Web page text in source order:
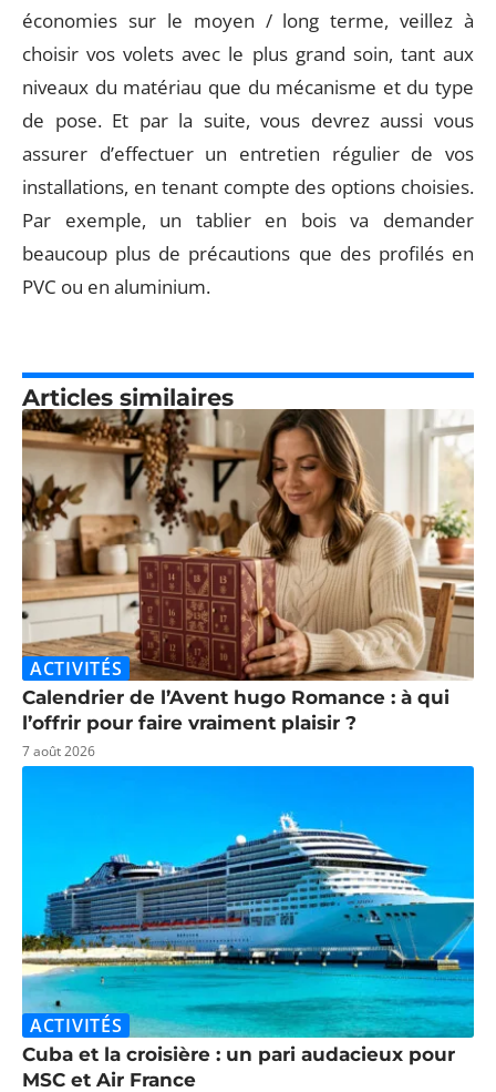
économies sur le moyen / long terme, veillez à
choisir vos volets avec le plus grand soin, tant aux
niveaux du matériau que du mécanisme et du type
de pose. Et par la suite, vous devrez aussi vous
assurer d’effectuer un entretien régulier de vos
installations, en tenant compte des options choisies.
Par exemple, un tablier en bois va demander
beaucoup plus de précautions que des profilés en
PVC ou en aluminium.
Articles similaires
ACTIVITÉS
Calendrier de l’Avent hugo Romance : à qui
l’offrir pour faire vraiment plaisir ?
7 août 2026
ACTIVITÉS
Cuba et la croisière : un pari audacieux pour
MSC et Air France